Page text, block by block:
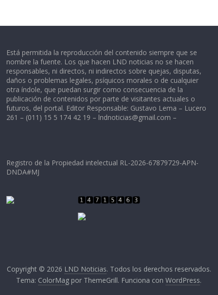
Está permitida la reproducción del contenido siempre que se
nombre la fuente. Los que hacen LND noticias no se hacen
responsables, ni directos, ni indirectos sobre quejas, disputas,
daños o problemas legales, psíquicos morales o de cualquier
otra índole, que puedan surgir como consecuencia de la
publicación de contenidos por parte de visitantes actuales o
futuros, del portal. Editor Responsable: Gustavo Lema – Lucero
261 – (011) 15 5 174 42 19 – lndnoticias@gmail.com –
Registro de la Propiedad intelectual RL-2026-67879729-APN-
DNDA#MJ
Copyright © 2026 LND Noticias. Todos los derechos reservados.
Tema: ColorMag por ThemeGrill. Funciona conWordPress.